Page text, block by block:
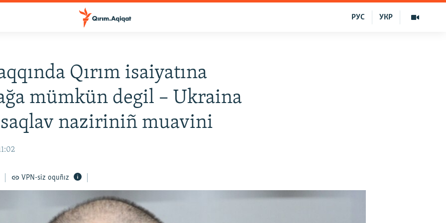
УКР
РУС
Qırım isaiyatına
mümkün degil – Ukraina
saqlav naziriniñ muavini
VPN-siz oquñız